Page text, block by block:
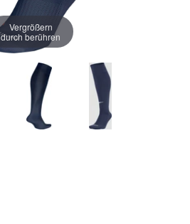
Vergrößern
durch berühren